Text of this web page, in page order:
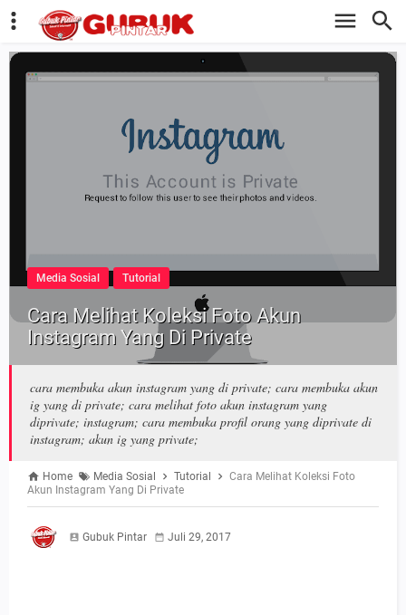
Media Sosial Tutorial
Cara Melihat Koleksi Foto Akun
Instagram Yang Di Private
cara membuka akun instagram yang di private; cara membuka akun
ig yang di private; cara melihat foto akun instagram yang
diprivate; instagram; cara membuka profil orang yang diprivate di
instagram; akun ig yang private;
Home Media Sosial Tutorial
Cara Melihat Koleksi Foto
Akun Instagram Yang Di Private
Gubuk Pintar Juli 29, 2017